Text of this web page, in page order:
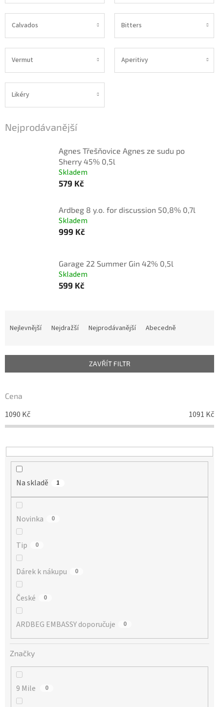
Calvados Bitters
Vermut Aperitivy
Likéry
Nejprodávanější
Agnes Třešňovice Agnes ze sudu po
Sherry 45% 0,5l
Skladem
579 Kč
Ardbeg 8 y.o. for discussion 50,8% 0,7l
Skladem
999 Kč
Garage 22 Summer Gin 42% 0,5l
Skladem
599 Kč
n
r
o
d
u
t
ů
Nejlevnější Nejdražší Nejprodávanější Abecedně
ZAVŘÍT FILTR
Cena
1090 Kč 1091 Kč
Na skladě 1
Novinka 0
Tip 0
Dárek k nákupu 0
České 0
ARDBEG EMBASSY doporučuje 0
Značky
9 Mile 0